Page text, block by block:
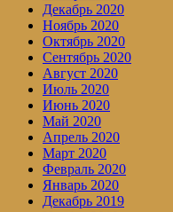
Декабрь 2020
Ноябрь 2020
Октябрь 2020
Сентябрь 2020
Август 2020
Июль 2020
Июнь 2020
Май 2020
Апрель 2020
Март 2020
Февраль 2020
Январь 2020
Декабрь 2019